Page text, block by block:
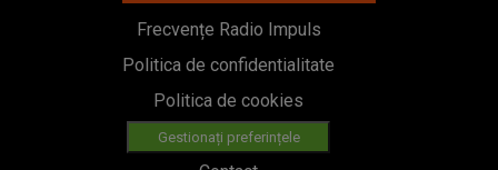
Frecvențe Radio Impuls
Politica de confidentialitate
Politica de cookies
Gestionați preferințele